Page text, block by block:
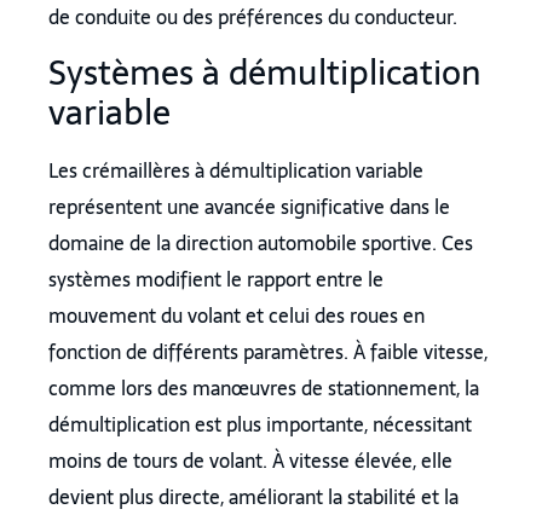
de conduite ou des préférences du conducteur.
Systèmes à démultiplication
variable
Les crémaillères à démultiplication variable
représentent une avancée significative dans le
domaine de la direction automobile sportive. Ces
systèmes modifient le rapport entre le
mouvement du volant et celui des roues en
fonction de différents paramètres. À faible vitesse,
comme lors des manœuvres de stationnement, la
démultiplication est plus importante, nécessitant
moins de tours de volant. À vitesse élevée, elle
devient plus directe, améliorant la stabilité et la